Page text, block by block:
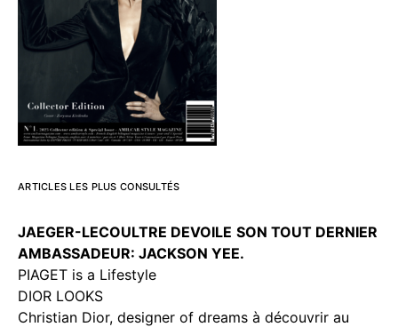
ARTICLES LES PLUS CONSULTÉS
JAEGER-LECOULTRE DEVOILE SON TOUT DERNIER
AMBASSADEUR: JACKSON YEE.
PIAGET is a Lifestyle
DIOR LOOKS
Christian Dior, designer of dreams à découvrir au